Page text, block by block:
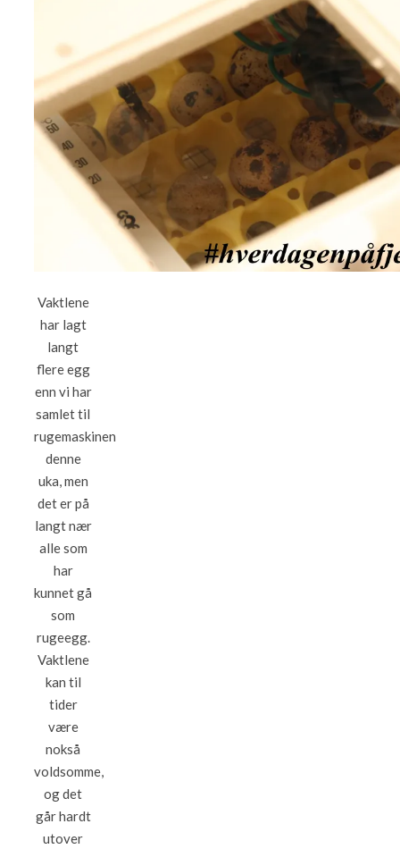
Vaktlene
har lagt
langt
flere egg
enn vi har
samlet til
rugemaskinen
denne
uka, men
det er på
langt nær
alle som
har
kunnet gå
som
rugeegg.
Vaktlene
kan til
tider
være
nokså
voldsomme,
og det
går hardt
utover